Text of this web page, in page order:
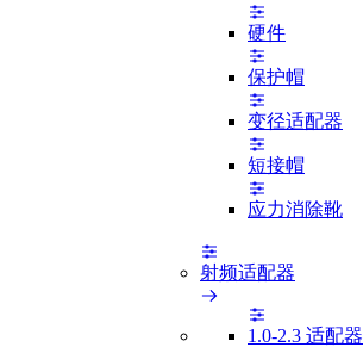
硬件
保护帽
变径适配器
短接帽
应力消除靴
射频适配器
1.0-2.3 适配器